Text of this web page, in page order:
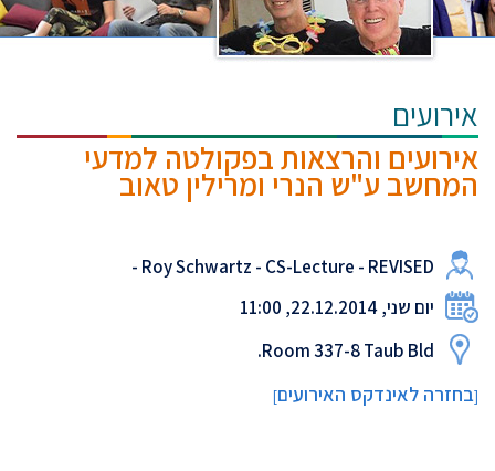
אירועים
אירועים והרצאות בפקולטה למדעי
המחשב ע"ש הנרי ומרילין טאוב
Roy Schwartz - CS-Lecture - REVISED -
יום שני, 22.12.2014, 11:00
Room 337-8 Taub Bld.
[בחזרה לאינדקס האירועים]